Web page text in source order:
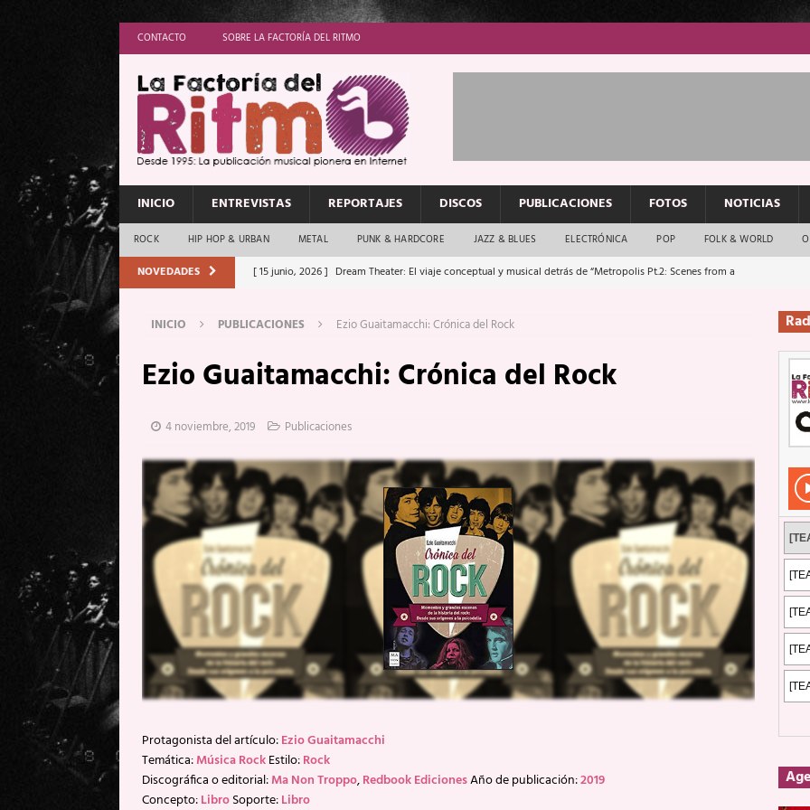
CONTACTO SOBRE LA FACTORÍA DEL RITMO
INICIO ENTREVISTAS REPORTAJES DISCOS PUBLICACIONES FOTOS NOTICIAS
ROCK HIP HOP & URBAN METAL PUNK & HARDCORE JAZZ & BLUES ELECTRÓNICA POP FOLK & WORLD
NOVEDADES [ 15 junio, 2026 ] Dream Theater: El viaje conceptual y musical detrás de “Metropolis Pt.2: Scenes from a
[ 11 junio, 2026 ]
Vamos Con Todo: El rock urbano sigue en buenas manos
[ 1 junio, 2026 ]
Ave Exsilyum, los que van a escucharte te saludan
ENTREVISTAS
[ 20 mayo, 2026 ] XpresidentX: Rockeros certificados
[ 17 mayo, 2026 ] Fito & Fitipaldis: 2 de mayo de 2026 en Fuengirola
FOTOS
[ 17 mayo, 2026 ] Fito & Fitipaldis: Su ‘aullido’ retumbó ferozmente en Fuengirola.
REPORTAJES
[ 5 agosto, 2026 ]
Florent Gorges: La historia de Nintendo Vol. 2 PUBLICACIONES
INICIO PUBLICACIONES Ezio Guaitamacchi: Crónica del Rock
Ezio Guaitamacchi: Crónica del Rock
4 noviembre, 2019 Publicaciones
Protagonista del artículo:Ezio Guaitamacchi
Temática:Música RockEstilo:Rock
Discográfica o editorial:Ma Non Troppo,Redbook EdicionesAño de publicación:2019
Concepto:LibroSoporte:Libro